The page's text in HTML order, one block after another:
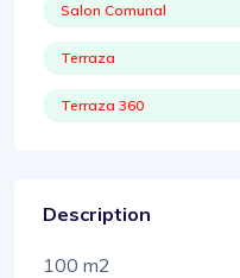
Salon Comunal
Terraza
Terraza 360
Description
100 m2